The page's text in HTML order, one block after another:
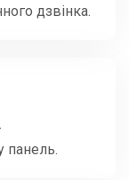
дзвінка.
панель.